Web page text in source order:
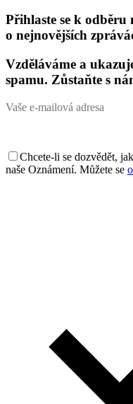
Přihlaste se k
o nejnovějších
Vzděláváme a
spamu. Zůstaňte s
Chcete-li se dozvědět,
naše Oznámení. Můžete se